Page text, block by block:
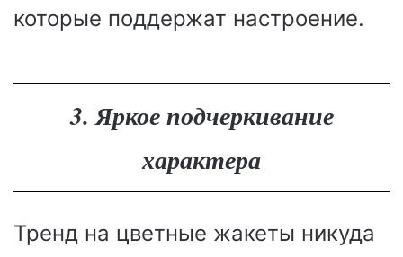
которые поддержат настроение.
3. Яркое подчеркивание
характера
Тренд на цветные жакеты никуда